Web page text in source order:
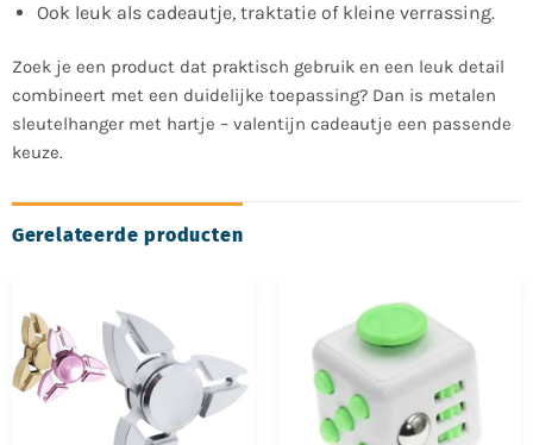
Ook leuk als cadeautje, traktatie of kleine verrassing.
Zoek je een product dat praktisch gebruik en een leuk detail
combineert met een duidelijke toepassing? Dan is metalen
sleutelhanger met hartje – valentijn cadeautje een passende
keuze.
Gerelateerde producten